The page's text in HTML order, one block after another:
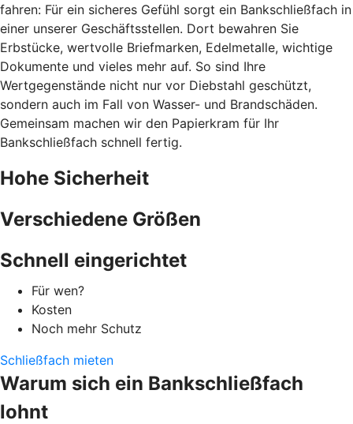
fahren: Für ein sicheres Gefühl sorgt ein Bankschließfach in
einer unserer Geschäftsstellen. Dort bewahren Sie
Erbstücke, wertvolle Briefmarken, Edelmetalle, wichtige
Dokumente und vieles mehr auf. So sind Ihre
Wertgegenstände nicht nur vor Diebstahl geschützt,
sondern auch im Fall von Wasser- und Brandschäden.
Gemeinsam machen wir den Papierkram für Ihr
Bankschließfach schnell fertig.
Hohe Sicherheit
Verschiedene Größen
Schnell eingerichtet
Für wen?
Kosten
Noch mehr Schutz
Schließfach mieten
Warum sich ein Bankschließfach
lohnt